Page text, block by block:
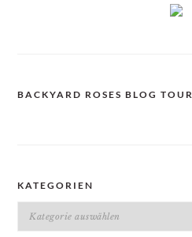
BACKYARD ROSES BLOG TOUR
KATEGORIEN
Kategorien